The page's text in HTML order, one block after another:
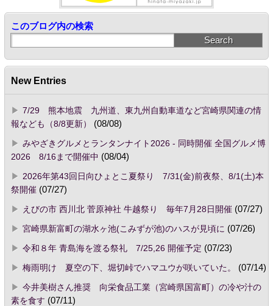
このブログ内の検索
New Entries
7/29 熊本地震 九州道、東九州自動車道など宮崎県関連の情
報なども（8/8更新）
(08/08)
みやざきグルメとランタンナイト2026 - 同時開催 全国グルメ博
2026 8/16まで開催中 (08/04)
2026年第43回日向ひょとこ夏祭り 7/31(金)前夜祭、8/1(土)本
祭開催(07/27)
えびの市 西川北 菅原神社 牛越祭り 毎年7月28日開催(07/27)
宮崎県新富町の湖水ヶ池(こみずが池)のハスが見頃に (07/26)
令和８年 青島海を渡る祭礼 7/25,26 開催予定 (07/23)
梅雨明け 夏空の下、堀切峠でハマユウが咲いていた。
(07/14)
今井美樹さん推奨 向栄食品工業（宮崎県国富町）の冷や汁の
素を食す (07/11)